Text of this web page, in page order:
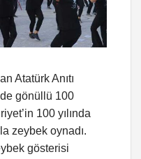
Atatürk Anıtı
gönüllü 100
100 yılında
zeybek oynadı.
gösterisi